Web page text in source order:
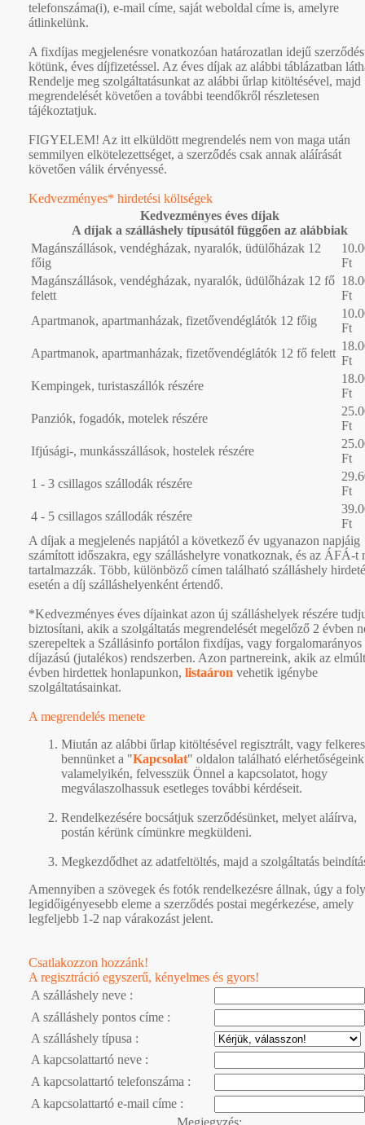
telefonszáma(i), e-mail címe, saját weboldal címe is, amelyre
átlinkelünk.
A fixdíjas megjelenésre vonatkozóan határozatlan idejű
kötünk, éves díjfizetéssel. Az éves díjak az alábbi táblázatban
Rendelje meg szolgáltatásunkat az alábbi űrlap kitöltésével, majd
megrendelését követően a további teendőkről részletesen
tájékoztatjuk.
FIGYELEM! Az itt elküldött megrendelés nem von maga után
semmilyen elkötelezettséget, a szerződés csak annak aláírását
követően válik érvényessé.
Kedvezményes* hirdetési költségek
Kedvezményes éves díjak
A díjak a szálláshely típusától függően az alábbiak
Magánszállások, vendégházak, nyaralók, üdülőházak 12
főig
Ft
Magánszállások, vendégházak, nyaralók, üdülőházak 12 fő
felett
Ft
Apartmanok, apartmanházak, fizetővendéglátók 12 főig
Ft
Apartmanok, apartmanházak, fizetővendéglátók 12 fő felett
Ft
Kempingek, turistaszállók részére
Ft
Panziók, fogadók, motelek részére
Ft
Ifjúsági-, munkásszállások, hostelek részére
Ft
1 - 3 csillagos szállodák részére
Ft
4 - 5 csillagos szállodák részére
Ft
A díjak a megjelenés napjától a következő év ugyanazon napjáig
számított időszakra, egy szálláshelyre vonatkoznak, és az ÁFÁ-t
tartalmazzák. Több, különböző címen található szálláshely
esetén a díj szálláshelyenként értendő.
*Kedvezményes éves díjainkat azon új szálláshelyek részére
biztosítani, akik a szolgáltatás megrendelését megelőző 2 évben
szerepeltek a Szállásinfo portálon fixdíjas, vagy forgalomarányos
díjazású (jutalékos) rendszerben. Azon partnereink, akik az
évben hirdettek honlapunkon, listaáron vehetik igénybe
szolgáltatásainkat.
A megrendelés menete
Miután az alábbi űrlap kitöltésével regisztrált, vagy
bennünket a "Kapcsolat" oldalon található elérhetőségeink
valamelyikén, felvesszük Önnel a kapcsolatot, hogy
megválaszolhassuk esetleges további kérdéseit.
Rendelkezésére bocsátjuk szerződésünket, melyet aláírva,
postán kérünk címünkre megküldeni.
Megkezdődhet az adatfeltöltés, majd a szolgáltatás
Amennyiben a szövegek és fotók rendelkezésre állnak, úgy a
legidőigényesebb eleme a szerződés postai megérkezése, amely
legfeljebb 1-2 nap várakozást jelent.
Csatlakozzon hozzánk!
A regisztráció egyszerű, kényelmes és gyors!
A szálláshely neve :
A szálláshely pontos címe :
A szálláshely típusa :
A kapcsolattartó neve :
A kapcsolattartó telefonszáma :
A kapcsolattartó e-mail címe :